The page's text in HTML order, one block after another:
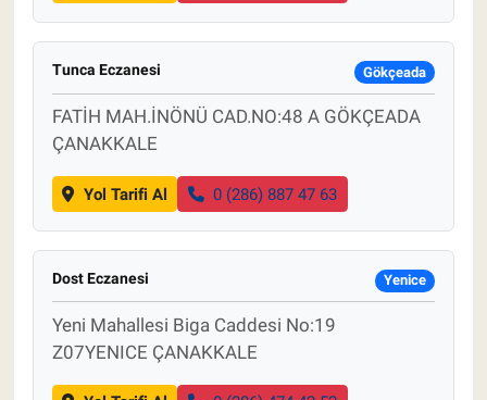
Tunca Eczanesi Gökçeada
FATİH MAH.İNÖNÜ CAD.NO:48 A GÖKÇEADA
ÇANAKKALE
Yol Tarifi Al 0 (286) 887 47 63
Dost Eczanesi Yenice
Yeni Mahallesi Biga Caddesi No:19
Z07YENICE ÇANAKKALE